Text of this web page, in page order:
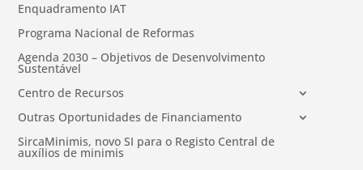
Enquadramento IAT
Programa Nacional de Reformas
Agenda 2030 – Objetivos de Desenvolvimento
Sustentável
Centro de Recursos
Outras Oportunidades de Financiamento
SircaMinimis, novo SI para o Registo Central de
auxílios de minimis